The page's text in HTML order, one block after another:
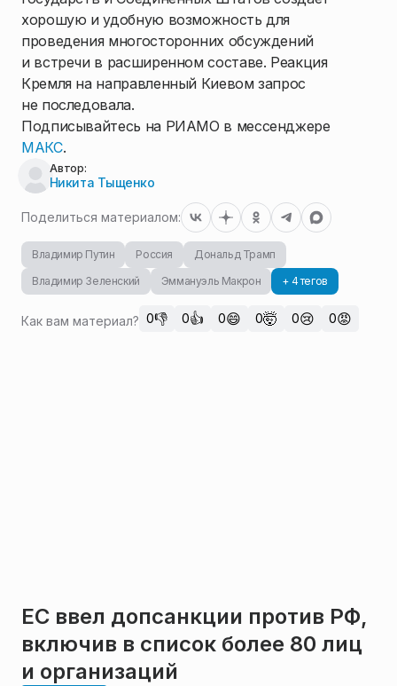
хорошую и удобную возможность для
проведения многосторонних обсуждений
и встречи в расширенном составе. Реакция
Кремля на направленный Киевом запрос
не последовала.
Подписывайтесь на РИАМО в мессенджере
МАКС.
Автор:
Никита Тыщенко
Поделиться материалом:
Владимир Путин Россия
Дональд Трамп
Владимир Зеленский
Эммануэль Макрон + 4 тегов
Как вам материал? 0👎 0👍 0😄 0🤯 0😢 0😡
ЕС ввел допсанкции против РФ,
включив в список более 80 лиц
и организаций